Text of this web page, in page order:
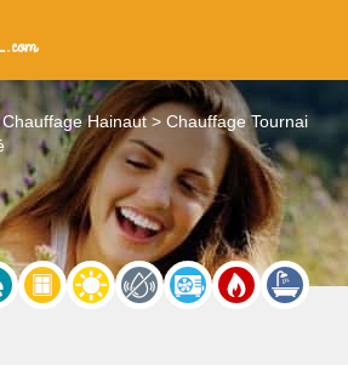
Chauffage Hainaut
Chauffage Tournai